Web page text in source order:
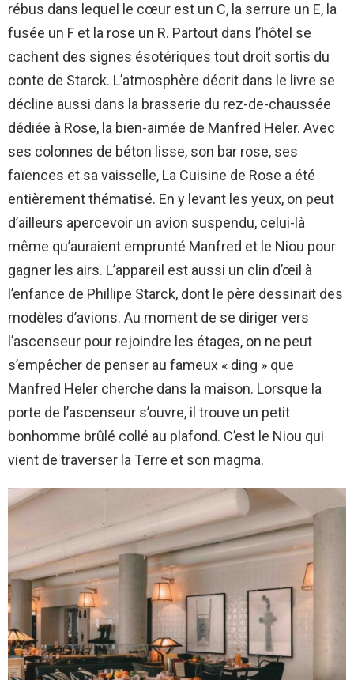
rébus dans lequel le cœur est un C, la serrure un E, la
fusée un F et la rose un R. Partout dans l’hôtel se
cachent des signes ésotériques tout droit sortis du
conte de Starck. L’atmosphère décrit dans le livre se
décline aussi dans la brasserie du rez-de-chaussée
dédiée à Rose, la bien-aimée de Manfred Heler. Avec
ses colonnes de béton lisse, son bar rose, ses
faïences et sa vaisselle, La Cuisine de Rose a été
entièrement thématisé. En y levant les yeux, on peut
d’ailleurs apercevoir un avion suspendu, celui-là
même qu’auraient emprunté Manfred et le Niou pour
gagner les airs. L’appareil est aussi un clin d’œil à
l’enfance de Phillipe Starck, dont le père dessinait des
modèles d’avions. Au moment de se diriger vers
l’ascenseur pour rejoindre les étages, on ne peut
s’empêcher de penser au fameux « ding » que
Manfred Heler cherche dans la maison. Lorsque la
porte de l’ascenseur s’ouvre, il trouve un petit
bonhomme brûlé collé au plafond. C’est le Niou qui
vient de traverser la Terre et son magma.